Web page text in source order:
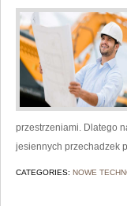
przestrzeniami. Dlatego
jesiennych przechadzek
CATEGORIES: NOWE